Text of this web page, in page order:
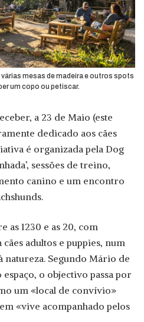
mesas de madeira e outros spots
um copo ou petiscar.
a 23 de Maio (este
dedicado aos cães
é organizada pela Dog
sessões de treino,
canino e um encontro
as 1230 e as 20, com
adultos e puppies, num
Segundo Mário de
o objectivo passa por
um «local de convívio»
«vive acompanhado pelos